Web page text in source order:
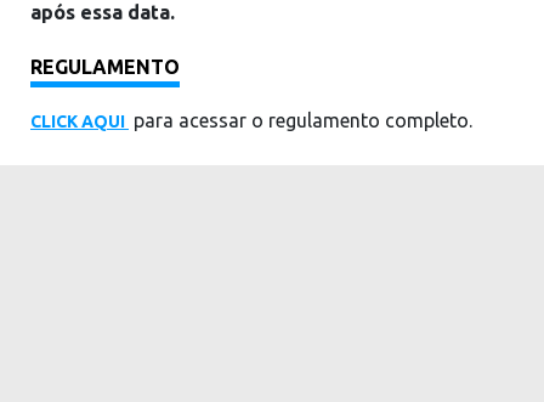
após essa data.
REGULAMENTO
CLICK AQUI para acessar o regulamento completo.